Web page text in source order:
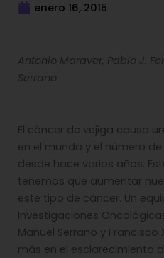
enero 16, 2015
Antonio Maraver, Pablo J.
Serrano
El cáncer de vejiga causa
en el mundo y el número
desde hace varios años.
tenemos que aumentar
este tipo de cáncer. Un
Investigaciones
Manuel Serrano y
más en el esclarecimiento